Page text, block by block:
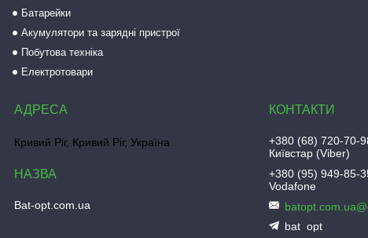
Батарейки
Акумулятори та зарядні пристрої
Побутова техніка
Електротовари
Кривий Ріг, Кривий Ріг, Україна
Bat-opt.com.ua
+380 (68) 720-70-
Київстар (Viber)
+380 (95) 949-85-
Vodafone
bat_opt